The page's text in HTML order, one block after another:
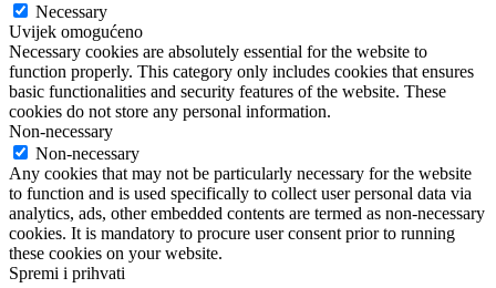
Necessary
Uvijek omogućeno
Necessary cookies are absolutely essential for the website to
function properly. This category only includes cookies that ensures
basic functionalities and security features of the website. These
cookies do not store any personal information.
Non-necessary
Non-necessary
Any cookies that may not be particularly necessary for the website
to function and is used specifically to collect user personal data via
analytics, ads, other embedded contents are termed as non-necessary
cookies. It is mandatory to procure user consent prior to running
these cookies on your website.
Spremi i prihvati